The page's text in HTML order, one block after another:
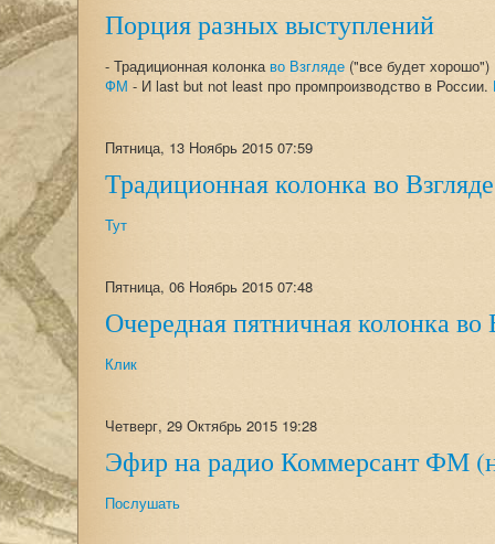
Порция разных выступлений
- Традиционная колонкаво Взгляде ("все будет
ФМ - И last but not least про промпроизводство в России.
Пятница, 13 Ноябрь 2015 07:59
Традиционная колонка во Взгляде
Тут
Пятница, 06 Ноябрь 2015 07:48
Очередная пятничная колонка во
Клик
Четверг, 29 Октябрь 2015 19:28
Эфир на радио Коммерсант ФМ
Послушать